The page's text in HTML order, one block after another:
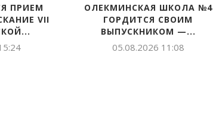
В ЯКУТИИ СТАРТОВАЛ
БЛАГОТВОРИТЕЛЬНЫЙ
ПРОЕКТ «ОПЕКА НАД...
05.08.2026 10:58
В